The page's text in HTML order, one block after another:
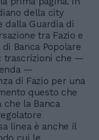
della city
dalla Guardia di
tra Fazio e
Banca Popolare
trascrizioni che —
—
di Fazio per una
questo che
la Banca
linea è anche il